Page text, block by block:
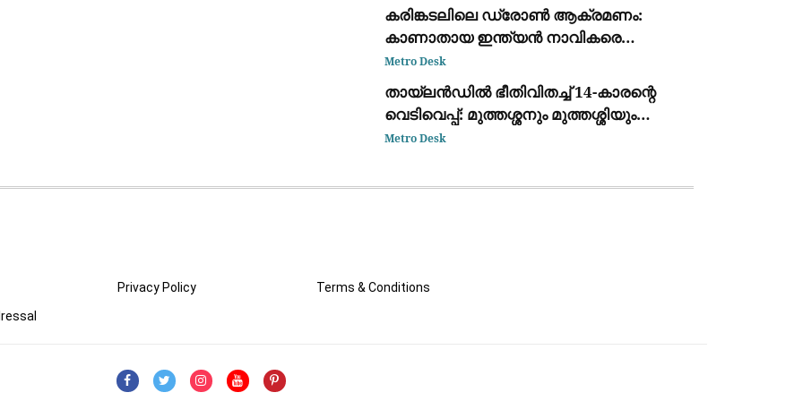
കടക്കുന്ന ദൃശ്യം പുറത്ത്: സഹോദരനും
ഭാര്യയും കസ്റ്റഡിയിൽ
കരിങ്കടലിലെ ഡ്രോൺ ആക്രമണം:
കാണാതായ ഇന്ത്യൻ നാവികരെ
കണ്ടെത്താനായില്ലെന്ന് കേന്ദ്ര സർക്കാർ
Metro Desk
തായ്‌ലൻഡിൽ ഭീതിവിതച്ച് 14-കാരന്റെ
വെടിവെപ്പ്: മുത്തശ്ശനും മുത്തശ്ശിയും
അധ്യാപകരും അടക്കം 7 പേർ
Metro Desk
Privacy Policy
Terms & Conditions